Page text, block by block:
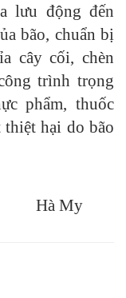
lưu động đến
bão, chuẩn bị
cây cối, chèn
trình trọng
phẩm, thuốc
hại do bão